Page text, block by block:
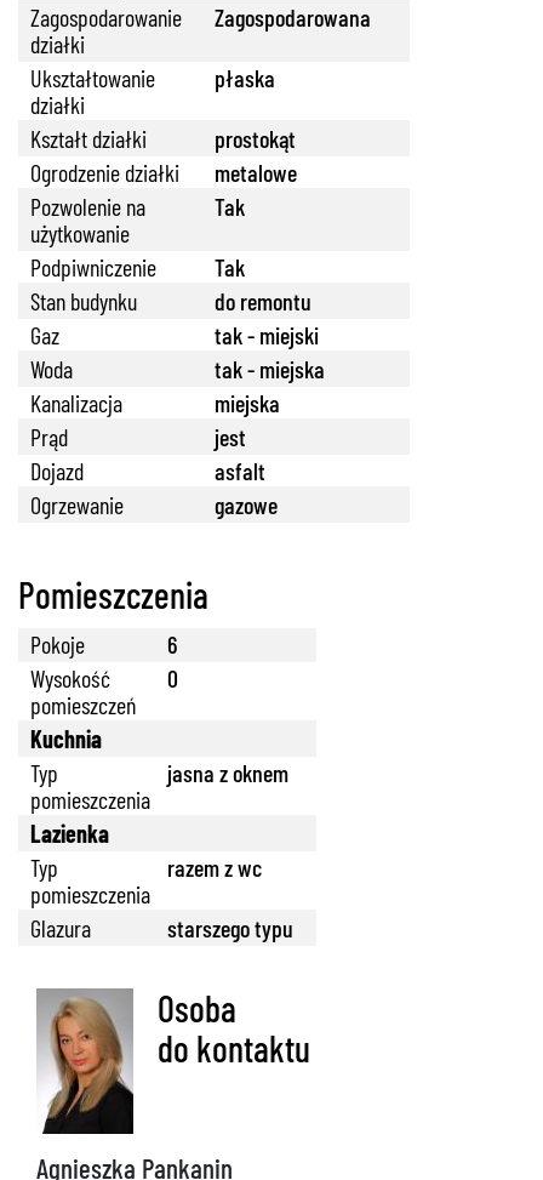
Zagospodarowanie
działki
Zagospodarowana
Ukształtowanie
działki
płaska
Kształt działki
prostokąt
Ogrodzenie działki
metalowe
Pozwolenie na
użytkowanie
Tak
Podpiwniczenie
Tak
Stan budynku
do remontu
Gaz
tak - miejski
Woda
tak - miejska
Kanalizacja
miejska
Prąd
jest
Dojazd
asfalt
Ogrzewanie
gazowe
Pomieszczenia
Pokoje
6
Wysokość
pomieszczeń
0
Kuchnia
Typ
pomieszczenia
jasna z oknem
Lazienka
Typ
pomieszczenia
razem z wc
Glazura starszego typu
Osoba
do kontaktu
Agnieszka Pankanin888 889 661